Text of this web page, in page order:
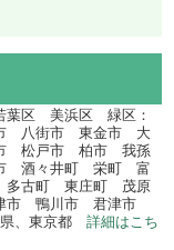
葉区 美浜区 緑区：
八街市 東金市 大
松戸市 柏市 我孫
酒々井町 栄町 富
古町 東庄町 茂原
市 鴨川市 君津市
県、東京都詳細はこち